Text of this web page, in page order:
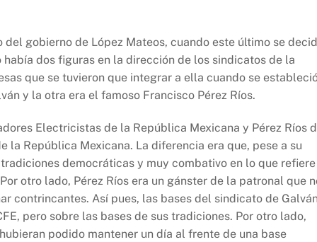
gobierno de López Mateos, cuando este último se
dos figuras en la dirección de los sindicatos de la
que se tuvieron que integrar a ella cuando se
y la otra era el famoso Francisco Pérez Ríos.
Electricistas de la República Mexicana y Pérez Ríos
la República Mexicana. La diferencia era que, pese a su
democráticas y muy combativo en lo que refiere
otro lado, Pérez Ríos era un gánster de la patronal que
contrincantes. Así pues, las bases del sindicato de Galván
pero sobre las bases de sus tradiciones. Por otro lado,
podido mantener un día al frente de una base